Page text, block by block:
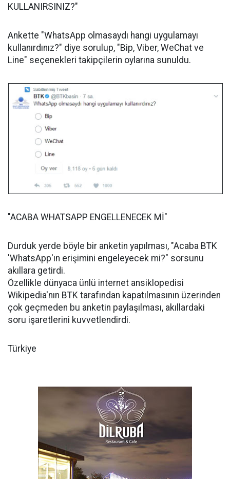
KULLANIRSINIZ?"
Ankette "WhatsApp olmasaydı hangi uygulamayı
kullanırdınız?" diye sorulup, "Bip, Viber, WeChat ve
Line" seçenekleri takipçilerin oylarına sunuldu.
"ACABA WHATSAPP ENGELLENECEK Mİ"
Durduk yerde böyle bir anketin yapılması, "Acaba BTK
'WhatsApp'ın erişimini engeleyecek mi?" sorsunu
akıllara getirdi.
Özellikle dünyaca ünlü internet ansiklopedisi
Wikipedia'nın BTK tarafından kapatılmasının üzerinden
çok geçmeden bu anketin paylaşılması, akıllardaki
soru işaretlerini kuvvetlendirdi.
Türkiye